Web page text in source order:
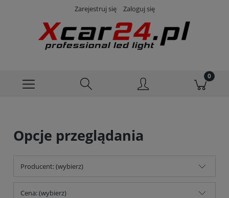
Zarejestruj się Zaloguj się
Opcje przeglądania
Producent: (wybierz)
Cena: (wybierz)